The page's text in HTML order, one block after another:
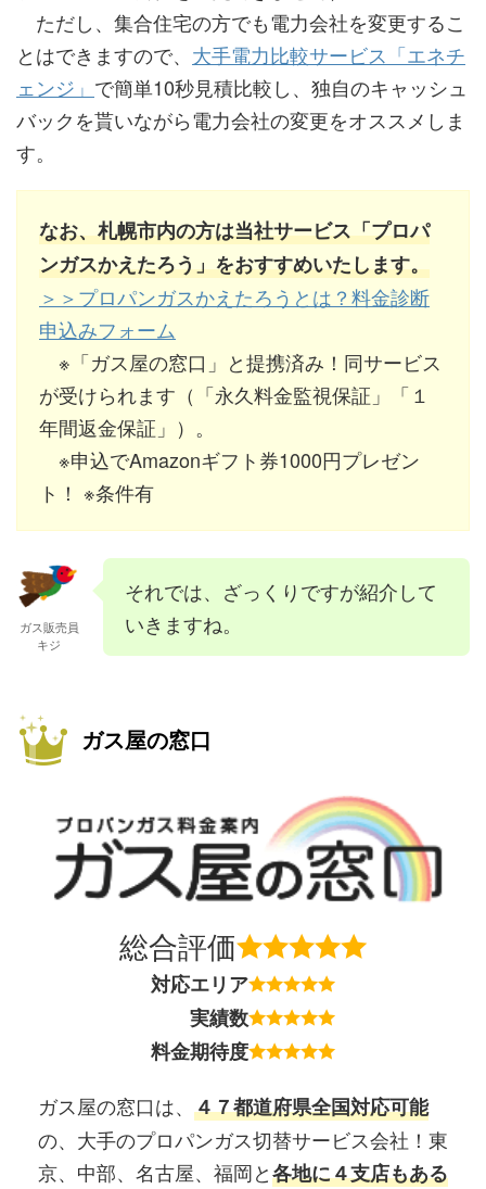
ただし、集合住宅の方でも電力会社を変更するこ
とはできますので、 大手電力比較サービス「エネチ
ェンジ」 で簡単10秒見積比較し、独自のキャッシュ
バックを貰いながら電力会社の変更をオススメしま
す。
なお、札幌市内の方は当社サービス「プロパ
ンガスかえたろう」をおすすめいたします。
＞＞プロパンガスかえたろうとは？料金診断
申込みフォーム
※「ガス屋の窓口」と提携済み！同サービス
が受けられます（「永久料金監視保証」「１
年間返金保証」）。
※申込でAmazonギフト券1000円プレゼン
ト！ ※条件有
ガス販売員
キジ
それでは、ざっくりですが紹介して
いきますね。
ガス屋の窓口
総合評価
対応エリア
実績数
料金期待度
ガス屋の窓口は、 ４７都道府県全国対応可能
の、大手のプロパンガス切替サービス会社！東
京、中部、名古屋、福岡と各地に４支店もある